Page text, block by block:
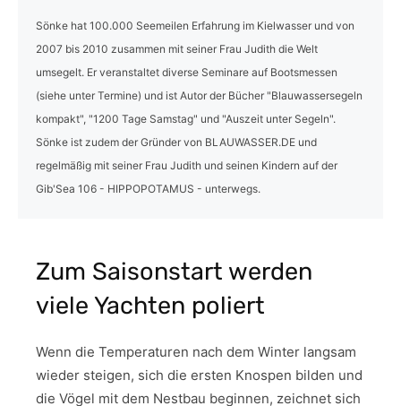
Sönke hat 100.000 Seemeilen Erfahrung im Kielwasser und von
2007 bis 2010 zusammen mit seiner Frau Judith die Welt
umsegelt. Er veranstaltet diverse Seminare auf Bootsmessen
(siehe unter Termine) und ist Autor der Bücher "Blauwassersegeln
kompakt", "1200 Tage Samstag" und "Auszeit unter Segeln".
Sönke ist zudem der Gründer von BLAUWASSER.DE und
regelmäßig mit seiner Frau Judith und seinen Kindern auf der
Gib'Sea 106 - HIPPOPOTAMUS - unterwegs.
Zum Saisonstart werden
viele Yachten poliert
Wenn die Temperaturen nach dem Winter langsam
wieder steigen, sich die ersten Knospen bilden und
die Vögel mit dem Nestbau beginnen, zeichnet sich